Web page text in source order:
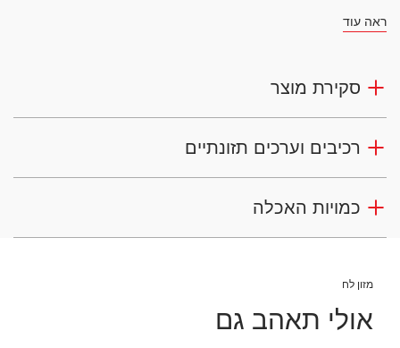
ראה עוד
סקירת מוצר
רכיבים וערכים תזונתיים
כמויות האכלה
מזון לח
אולי תאהב גם